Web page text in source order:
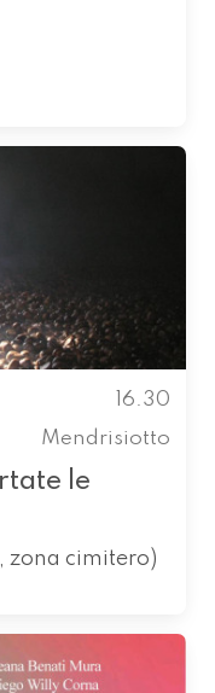
16.30
Mendrisiotto
le
zona cimitero)